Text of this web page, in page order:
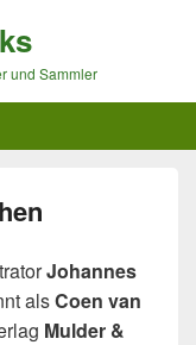
und Sammler
Johannes
alsCoen van
Mulder &